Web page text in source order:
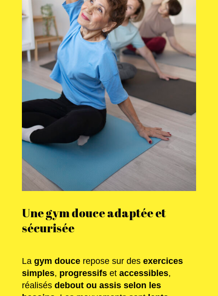
Une gym douce adaptée et
sécurisée
La gym doucerepose sur des exercices
simples, progressifset accessibles,
réalisés debout ou assis selon les